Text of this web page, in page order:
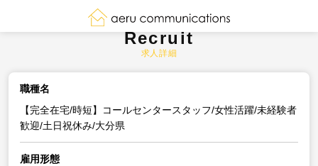
Recruit
求人詳細
職種名
【完全在宅/時短】コールセンタースタッフ/女性活躍/未経験者
歓迎/土日祝休み/大分県
雇用形態